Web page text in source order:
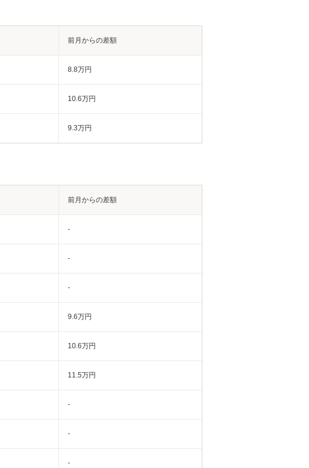
前月からの差額
8.8万円
10.6万円
9.3万円
前月からの差額
-
-
-
9.6万円
10.6万円
11.5万円
-
-
-